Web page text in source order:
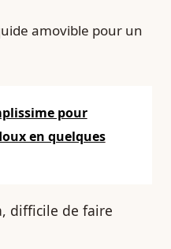
amovible pour un
pour
en quelques
difficile de faire